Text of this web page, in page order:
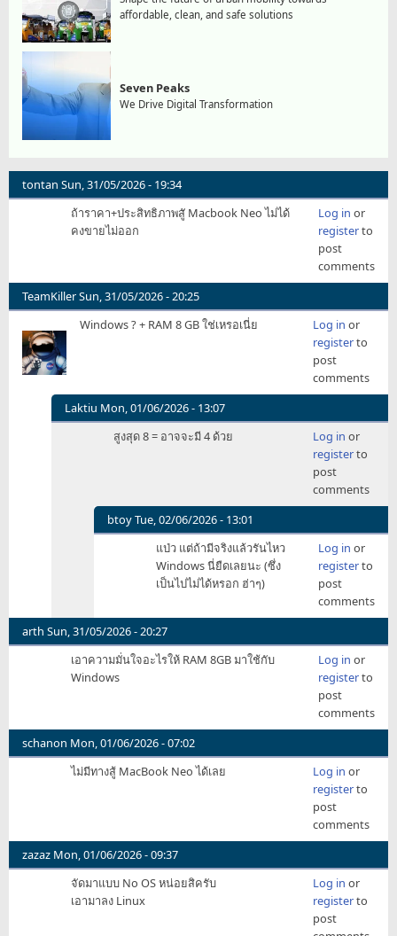
affordable, clean, and safe solutions
Seven Peaks
We Drive Digital Transformation
tontan Sun, 31/05/2026 - 19:34
ถ้าราคา+ประสิทธิภาพสูั Macbook Neo ไม่ได้
คงขายไม่ออก
Log in or
registerto
post
comments
TeamKillerSun, 31/05/2026 - 20:25
Windows ? + RAM 8 GB ใช่เหรอเนี่ย
Log in or
registerto
post
comments
Laktiu Mon, 01/06/2026 - 13:07
In
สูงสุด 8 = อาจจะมี 4 ด้วย Log in or
registerto
post
comments
btoyTue, 02/06/2026 - 13:01
In
=
อาจ
จะมี
4
Laktiu
แป่ว แต่ถ้ามีจริงแล้วรันไหว
Windows นี่ยืดเลยนะ (ซึ่ง
เป็นไปไม่ได้หรอก ฮ่าๆ)
Log in or
registerto
post
comments
arth Sun, 31/05/2026 - 20:27
เอาความมั่นใจอะไรให้ RAM 8GB มาใช้กับ
Windows
Log in or
registerto
post
comments
schanon Mon, 01/06/2026 - 07:02
ไม่มีทางสู้ MacBook Neo ได้เลย
Log in or
registerto
post
comments
zazaz Mon, 01/06/2026 - 09:37
จัดมาแบบ No OS หน่อยสิครับ
เอามาลง Linux
Log in or
registerto
post